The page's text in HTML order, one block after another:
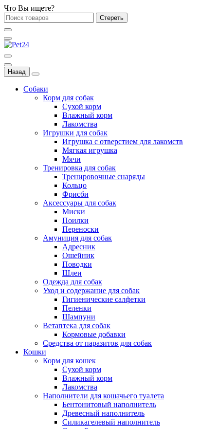
Что Вы ищете?
Стереть
Назад
Собаки
Корм для собак
Сухой корм
Влажный корм
Лакомства
Игрушки для собак
Игрушка с отверстием для лакомств
Мягкая игрушка
Мячи
Тренировка для собак
Тренировочные снаряды
Кольцо
Фрисби
Аксессуары для собак
Миски
Поилки
Переноски
Амуниция для собак
Адресник
Ошейник
Поводки
Шлеи
Одежда для собак
Уход и содержание для собак
Гигиенические салфетки
Пеленки
Шампуни
Ветаптека для собак
Кормовые добавки
Средства от паразитов для собак
Кошки
Корм для кошек
Сухой корм
Влажный корм
Лакомства
Наполнители для кошачьего туалета
Бентонитовый наполнитель
Древесный наполнитель
Силикагелевый наполнитель